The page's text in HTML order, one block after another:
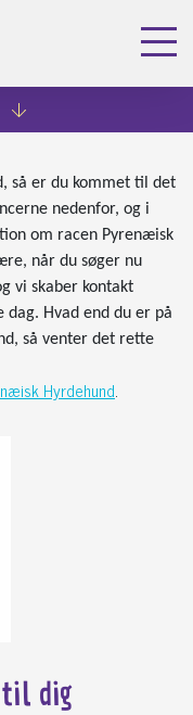
så er du kommet til det
nedenfor, og i
om racen Pyrenæisk
når du søger nu
vi skaber kontakt
Hvad end du er på
så venter det rette
Hyrdehund.
til dig